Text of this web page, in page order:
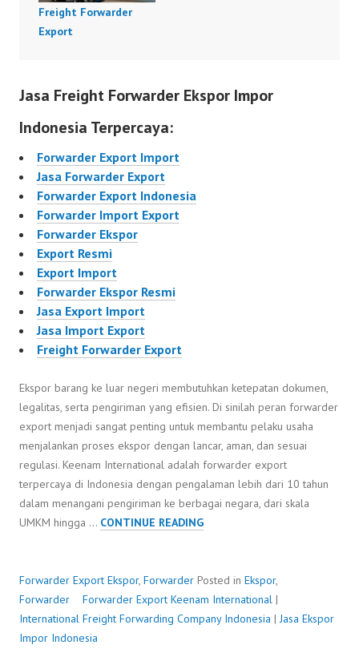
Freight Forwarder
Export
Jasa Freight Forwarder Ekspor Impor
Indonesia Terpercaya:
Forwarder Export Import
Jasa Forwarder Export
Forwarder Export Indonesia
Forwarder Import Export
Forwarder Ekspor
Export Resmi
Export Import
Forwarder Ekspor Resmi
Jasa Export Import
Jasa Import Export
Freight Forwarder Export
Ekspor barang ke luar negeri membutuhkan ketepatan dokumen,
legalitas, serta pengiriman yang efisien. Di sinilah peran forwarder
export menjadi sangat penting untuk membantu pelaku usaha
menjalankan proses ekspor dengan lancar, aman, dan sesuai
regulasi. Keenam International adalah forwarder export
terpercaya di Indonesia dengan pengalaman lebih dari 10 tahun
dalam menangani pengiriman ke berbagai negara, dari skala
UMKM hingga … CONTINUE READINGFORWARDER
Forwarder Export Ekspor, Forwarder Posted in Ekspor,
Forwarder
Forwarder Export P
o
b
y
Keenam International |
International Freight Forwarding Company Indonesia |Jasa Ekspor
Impor Indonesia